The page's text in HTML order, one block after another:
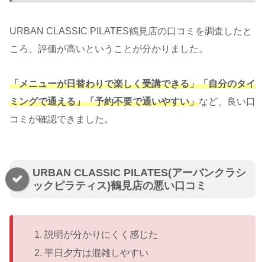
URBAN CLASSIC PILATES鶴見店の口コミを調査したと
ころ、評価が高いということが分かりました。
「メニューが日替わりで楽しく受講できる」「自分のタイ
ミングで通える」「予約不要で通いやすい」など、良い口
コミが確認できました。
URBAN CLASSIC PILATES(アーバンクラシ
ックピラティス)鶴見店の悪い口コミ
説明が分かりにくく感じた
平日夕方は混雑しやすい